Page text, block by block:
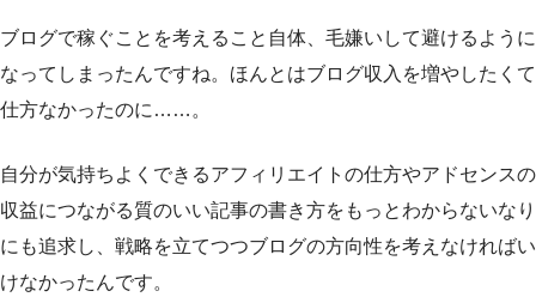
ブログで稼ぐことを考えること自体、毛嫌いして避けるように
なってしまったんですね。ほんとはブログ収入を増やしたくて
仕方なかったのに……。
自分が気持ちよくできるアフィリエイトの仕方やアドセンスの
収益につながる質のいい記事の書き方をもっとわからないなり
にも追求し、戦略を立てつつブログの方向性を考えなければい
けなかったんです。